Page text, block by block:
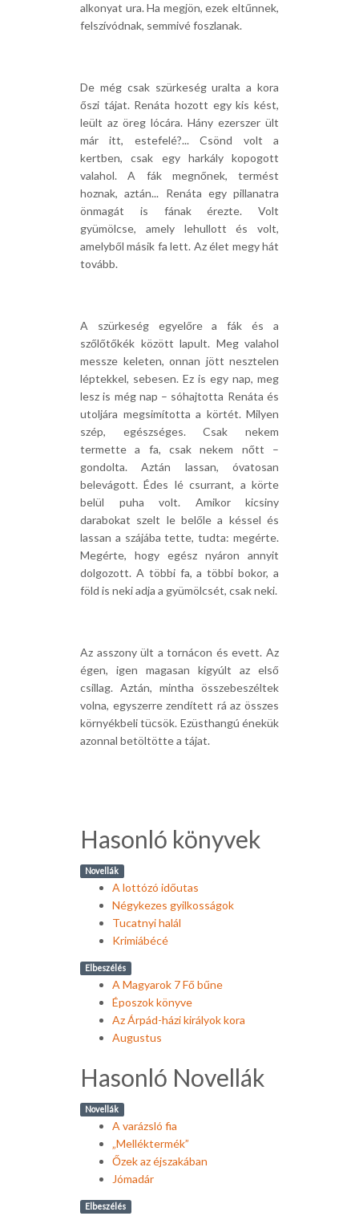
alkonyat ura. Ha megjön, ezek eltűnnek,
felszívódnak, semmivé foszlanak.
De még csak szürkeség uralta a kora
őszi tájat. Renáta hozott egy kis kést,
leült az öreg lócára. Hány ezerszer ült
már itt, estefelé?... Csönd volt a
kertben, csak egy harkály kopogott
valahol. A fák megnőnek, termést
hoznak, aztán... Renáta egy pillanatra
önmagát is fának érezte. Volt
gyümölcse, amely lehullott és volt,
amelyből másik fa lett. Az élet megy hát
tovább.
A szürkeség egyelőre a fák és a
szőlőtőkék között lapult. Meg valahol
messze keleten, onnan jött nesztelen
léptekkel, sebesen. Ez is egy nap, meg
lesz is még nap – sóhajtotta Renáta és
utoljára megsimította a körtét. Milyen
szép, egészséges. Csak nekem
termette a fa, csak nekem nőtt –
gondolta. Aztán lassan, óvatosan
belevágott. Édes lé csurrant, a körte
belül puha volt. Amikor kicsiny
darabokat szelt le belőle a késsel és
lassan a szájába tette, tudta: megérte.
Megérte, hogy egész nyáron annyit
dolgozott. A többi fa, a többi bokor, a
föld is neki adja a gyümölcsét, csak neki.
Az asszony ült a tornácon és evett. Az
égen, igen magasan kigyúlt az első
csillag. Aztán, mintha összebeszéltek
volna, egyszerre zendített rá az összes
környékbeli tücsök. Ezüsthangú énekük
azonnal betöltötte a tájat.
Hasonló könyvek
Novellák
A lottózó időutas
Négykezes gyilkosságok
Tucatnyi halál
Krimiábécé
Elbeszélés
A Magyarok 7 Fő bűne
Époszok könyve
Az Árpád-házi királyok kora
Augustus
Hasonló Novellák
Novellák
A varázsló fia
„Melléktermék”
Őzek az éjszakában
Jómadár
Elbeszélés